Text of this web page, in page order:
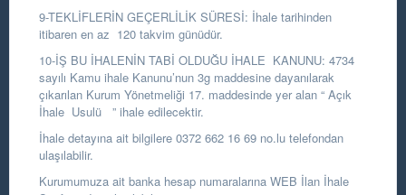
9-TEKLİFLERİN GEÇERLİLİK SÜRESİ: İhale tarihinden
itibaren en az 120 takvim günüdür.
10-İŞ BU İHALENİN TABİ OLDUĞU İHALE KANUNU: 4734
sayılı Kamu ihale Kanunu’nun 3g maddesine dayanılarak
çıkarılan Kurum Yönetmeliği 17. maddesinde yer alan “ Açık
İhale Usulü ” ihale edilecektir.
İhale detayına ait bilgilere 0372 662 16 69 no.lu telefondan
ulaşılabilir.
Kurumumuza ait banka hesap numaralarına WEB İlan İhale